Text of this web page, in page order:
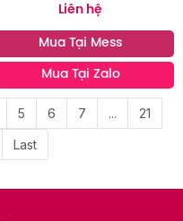
Liên hệ
Mua Tại Mess
Mua Tại Zalo
5 6 7 ... 21
Last